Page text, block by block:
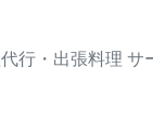
行・出張料理 サ